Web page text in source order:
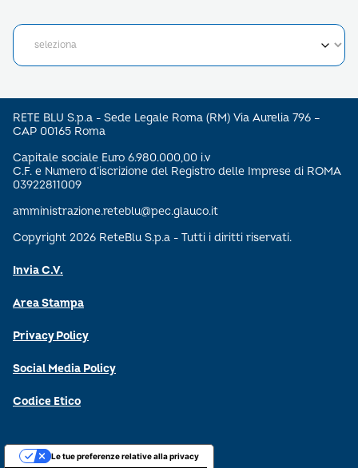
RETE BLU S.p.a - Sede Legale Roma (RM) Via Aurelia 796 –
CAP 00165 Roma
Capitale sociale Euro 6.980.000,00 i.v
C.F. e Numero d’iscrizione del Registro delle Imprese di ROMA
03922811009
amministrazione.reteblu@pec.glauco.it
Copyright 2026 ReteBlu S.p.a - Tutti i diritti riservati.
Invia C.V.
Area Stampa
Privacy Policy
Social Media Policy
Codice Etico
Le tue preferenze relative alla privacy